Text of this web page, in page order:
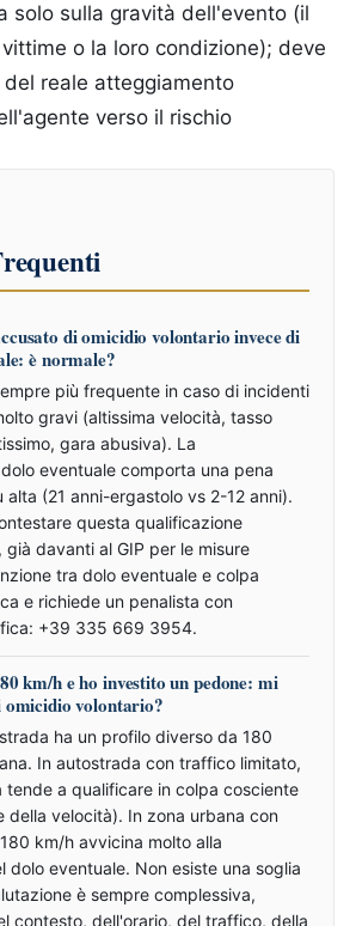
solo sulla gravità dell'evento (il
o la loro condizione); deve
reale atteggiamento
verso il rischio
di omicidio volontario invece di
è normale?
più frequente in caso di incidenti
gravi (altissima velocità, tasso
gara abusiva). La
eventuale comporta una pena
alta (21 anni-ergastolo vs 2-12 anni).
questa qualificazione
già davanti al GIP per le misure
tra dolo eventuale e colpa
e richiede un penalista con
+39 335 669 3954.
km/h e ho investito un pedone: mi
omicidio volontario?
ha un profilo diverso da 180
In autostrada con traffico limitato,
tende a qualificare in colpa cosciente
della velocità). In zona urbana con
km/h avvicina molto alla
dolo eventuale. Non esiste una soglia
è sempre complessiva,
contesto, dell'orario, del traffico, della